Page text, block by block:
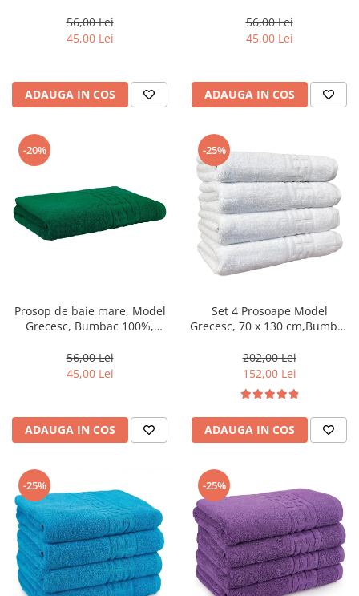
g/m² –Somon-DN9
56,00 Lei
45,00 Lei
ADAUGA IN COS
g/m² –Grena-DN10
56,00 Lei
45,00 Lei
ADAUGA IN COS
-20%
Prosop de baie mare, Model
Grecesc, Bumbac 100%,
g/m² –Verde inchis-DN11
56,00 Lei
45,00 Lei
ADAUGA IN COS
-25%
Set 4 Prosoape Model
Grecesc, 70 x 130 cm,Bumbac
Alb-CT1
202,00 Lei
152,00 Lei
ADAUGA IN COS
-25% -25%